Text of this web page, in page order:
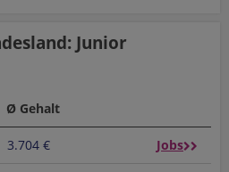
Junior
Ø Gehalt
3.704 € Jobs